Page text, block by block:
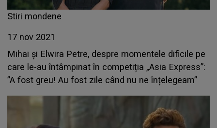
Stiri mondene
17 nov 2021
Mihai și Elwira Petre, despre momentele dificile pe
care le-au întâmpinat în competiția „Asia Express”:
”A fost greu! Au fost zile când nu ne înțelegeam”